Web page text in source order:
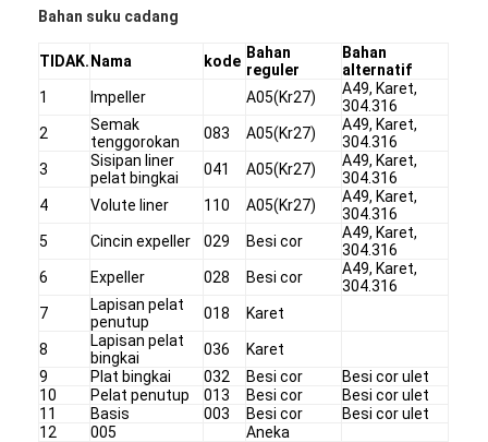
Bahan suku cadang
TIDAK. Nama kode Bahan
reguler
Bahan
alternatif
1
Impeller A05(Kr27)
A49, Karet,
304.316
2
Semak
tenggorokan
083 A05(Kr27)
A49, Karet,
304.316
3
Sisipan liner
pelat bingkai
041 A05(Kr27)
A49, Karet,
304.316
4
Volute liner 110 A05(Kr27)
A49, Karet,
304.316
5
Cincin expeller 029 Besi cor
A49, Karet,
304.316
6
Expeller 028 Besi cor
A49, Karet,
304.316
7
Lapisan pelat
penutup
018 Karet
8
Lapisan pelat
bingkai
036
Karet
9
Plat bingkai 032 Besi cor
Besi cor ulet
10
Pelat penutup 013 Besi cor
Besi cor ulet
11
Basis 003 Besi cor
Besi cor ulet
12
005 Aneka